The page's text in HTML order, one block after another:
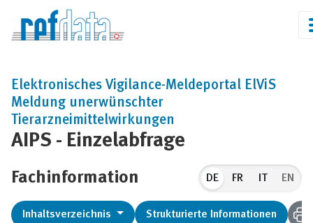
AIPS - Einzelabfrage
Elektronisches Vigilance-Meldeportal ElViS
Meldung unerwünschter
Tierarzneimittelwirkungen
Fachinformation DE EN
Inhaltsverzeichnis Strukturierte Informationen